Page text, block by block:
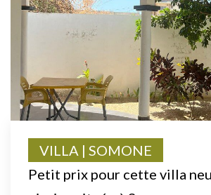
Petit prix pour cette villa
VILLA | SOMONE